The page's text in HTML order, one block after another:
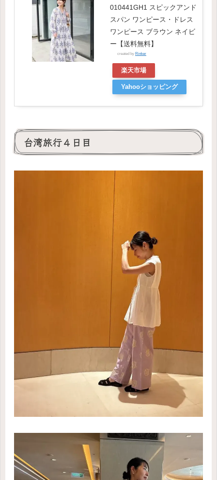
010441GH1 スピックアンド
スパン ワンピース・ドレス
ワンピース ブラウン ネイビ
ー【送料無料】
created by Rinker
楽天市場
Yahooショッピング
台湾旅行４日目